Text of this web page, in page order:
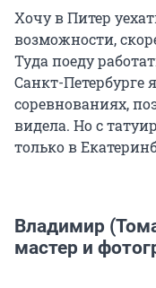
Хочу в Питер
возможности,
Туда поеду
Санкт-Петербурге
соревнованиях,
видела. Но с
только в
Владимир
мастер и